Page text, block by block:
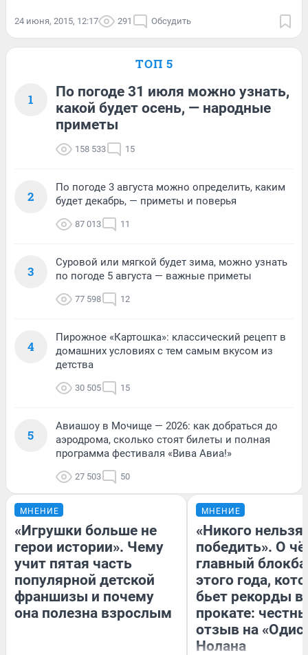
24 июня, 2015, 12:17 291 Обсудить
ТОП 5
1
По погоде 31 июля можно узнать,
какой будет осень, — народные
приметы
158 533 15
2
По погоде 3 августа можно определить, каким
будет декабрь, — приметы и поверья
87 013 11
3
Суровой или мягкой будет зима, можно узнать
по погоде 5 августа — важные приметы
77 598 12
4
Пирожное «Картошка»: классический рецепт в
домашних условиях с тем самым вкусом из
детства
30 505 15
5
Авиашоу в Мочище — 2026: как добраться до
аэродрома, сколько стоят билеты и полная
программа фестиваля «Вива Авиа!»
27 503 50
МНЕНИЕ
«Игрушки больше не
герои истории». Чему
учит пятая часть
популярной детской
франшизы и почему
она полезна взрослым
МНЕНИЕ
«Никого нельзя
победить». О
главный
этого года,
бьет рекорды в
прокате:
отзыв на
Нолана